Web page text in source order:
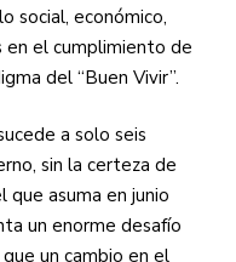
social, económico,
en el cumplimiento de
del “Buen Vivir”.
a solo seis
sin la certeza de
asuma en junio
un enorme desafío
un cambio en el